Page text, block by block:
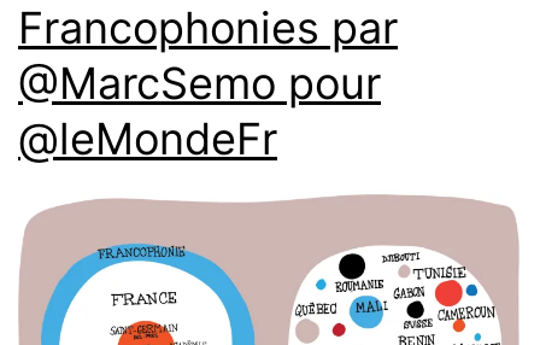
Francophonies par
@MarcSemo pour
@leMondeFr